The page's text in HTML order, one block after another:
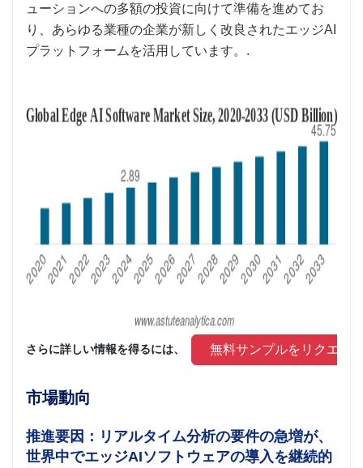
ューションへの多額の投資に向けて準備を進めてお
り、あらゆる業種の企業が新しく改良されたエッジAI
プラットフォームを活用しています。.
さらに詳しい情報を得るには、 無料サンプルをリクエス
市場動向
推進要因：リアルタイム分析の要件の急増が、
世界中でエッジAIソフトウェアの導入を継続的